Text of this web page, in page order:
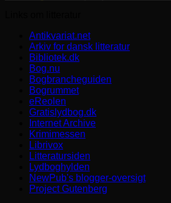
Antikvariat.net
Arkiv for dansk litteratur
Bibliotek.dk
Bog.nu
Bogbrancheguiden
Bogrummet
eReolen
Gratislydbog.dk
Internet Archive
Krimimessen
Librivox
Litteratursiden
Lydboghylden
NewPub's blogger-oversigt
Project Gutenberg